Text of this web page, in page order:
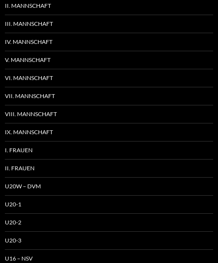
II. MANNSCHAFT
III. MANNSCHAFT
IV. MANNSCHAFT
V. MANNSCHAFT
VI. MANNSCHAFT
VII. MANNSCHAFT
VIII. MANNSCHAFT
IX. MANNSCHAFT
I. FRAUEN
II. FRAUEN
U20W – DVM
U20-1
U20-2
U20-3
U16 – NSV